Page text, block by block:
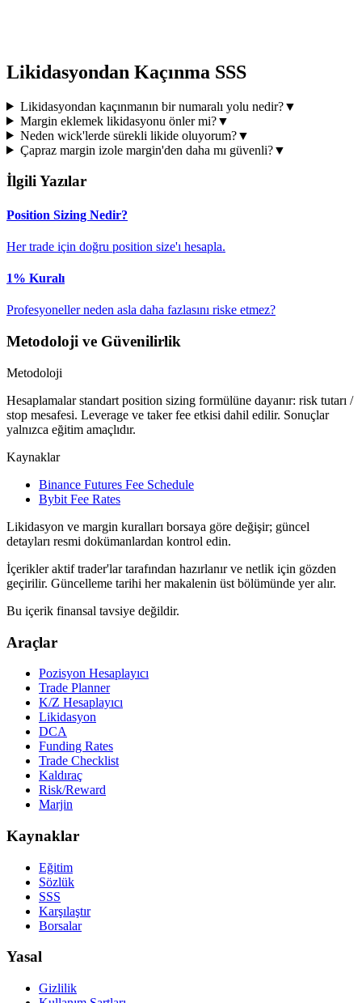
Likidasyondan Kaçınma SSS
Likidasyondan kaçınmanın bir numaralı yolu nedir?▼
Margin eklemek likidasyonu önler mi?▼
Neden wick'lerde sürekli likide oluyorum?▼
Çapraz margin izole margin'den daha mı güvenli?▼
İlgili Yazılar
Position Sizing Nedir?
Her trade için doğru position size'ı hesapla.
1% Kuralı
Profesyoneller neden asla daha fazlasını riske etmez?
Metodoloji ve Güvenilirlik
Metodoloji
Hesaplamalar standart position sizing formülüne dayanır: risk tutarı /
stop mesafesi. Leverage ve taker fee etkisi dahil edilir. Sonuçlar
yalnızca eğitim amaçlıdır.
Kaynaklar
Binance Futures Fee Schedule
Bybit Fee Rates
Likidasyon ve margin kuralları borsaya göre değişir; güncel
detayları resmi dokümanlardan kontrol edin.
İçerikler aktif trader'lar tarafından hazırlanır ve netlik için gözden
geçirilir. Güncelleme tarihi her makalenin üst bölümünde yer alır.
Bu içerik finansal tavsiye değildir.
Araçlar
Pozisyon Hesaplayıcı
Trade Planner
K/Z Hesaplayıcı
Likidasyon
DCA
Funding Rates
Trade Checklist
Kaldıraç
Risk/Reward
Marjin
Kaynaklar
Eğitim
Sözlük
SSS
Karşılaştır
Borsalar
Yasal
Gizlilik